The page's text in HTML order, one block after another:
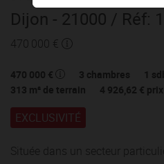
Dijon - 21000 / Réf:
470 000 €
470 000 € 3 chambres 1
313 m² de terrain 4 926,62 €
EXCLUSIVITÉ
Située dans un secteur